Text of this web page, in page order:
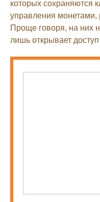
которых сохраняются
управления
Проще говоря, на них
лишь открывает